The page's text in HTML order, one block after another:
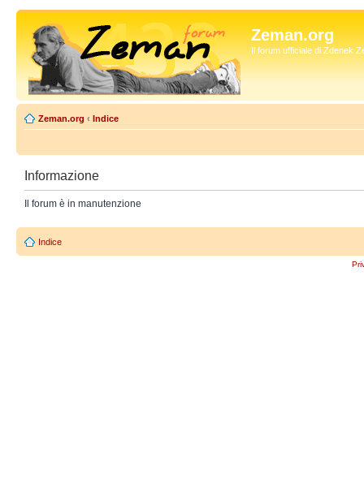
Zeman.org
Il forum ufficiale di Zdenek
Zeman.org ‹ Indice
Informazione
Il forum è in manutenzione
Indice